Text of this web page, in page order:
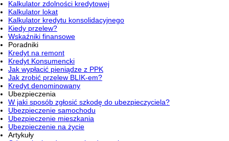
Kalkulator zdolności kredytowej
Kalkulator lokat
Kalkulator kredytu konsolidacyjnego
Kiedy przelew?
Wskaźniki finansowe
Poradniki
Kredyt na remont
Kredyt Konsumencki
Jak wypłacić pieniądze z PPK
Jak zrobić przelew BLIK-em?
Kredyt denominowany
Ubezpieczenia
W jaki sposób zgłosić szkodę do ubezpieczyciela?
Ubezpieczenie samochodu
Ubezpieczenie mieszkania
Ubezpieczenie na życie
Artykuły